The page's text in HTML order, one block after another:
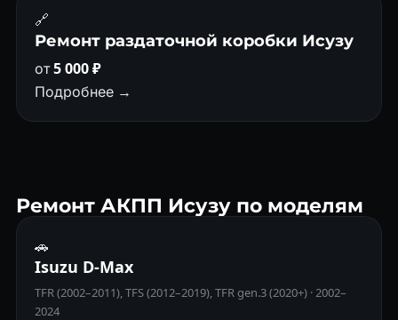
🔗
Ремонт раздаточной коробки Исузу
от5 000 ₽
Подробнее →
Ремонт АКПП Исузу по моделям
🚗
Isuzu D-Max
TFR (2002–2011), TFS (2012–2019), TFR gen.3 (2020+) · 2002–
2024